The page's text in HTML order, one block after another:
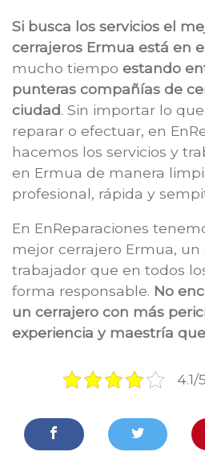
Si busca los servicios el
cerrajeros Ermua está en
mucho tiempo estando
punteras compañías de
ciudad. Sin importar lo
reparar o efectuar, en
hacemos los servicios y
en Ermua de manera
profesional, rápida y
En EnReparaciones
mejor cerrajero Ermua,
trabajador que en todos
forma responsable. No
un cerrajero con más
experiencia y maestría
4.1/